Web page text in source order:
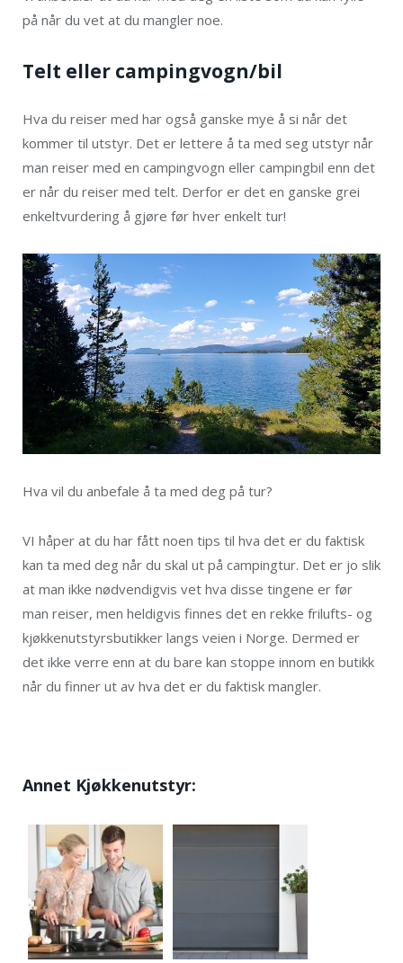
på når du vet at du mangler noe.
Telt eller campingvogn/bil
Hva du reiser med har også ganske mye å si når det
kommer til utstyr. Det er lettere å ta med seg utstyr når
man reiser med en campingvogn eller campingbil enn det
er når du reiser med telt. Derfor er det en ganske grei
enkeltvurdering å gjøre før hver enkelt tur!
Hva vil du anbefale å ta med deg på tur?
VI håper at du har fått noen tips til hva det er du faktisk
kan ta med deg når du skal ut på campingtur. Det er jo slik
at man ikke nødvendigvis vet hva disse tingene er før
man reiser, men heldigvis finnes det en rekke frilufts- og
kjøkkenutstyrsbutikker langs veien i Norge. Dermed er
det ikke verre enn at du bare kan stoppe innom en butikk
når du finner ut av hva det er du faktisk mangler.
Annet Kjøkkenutstyr: